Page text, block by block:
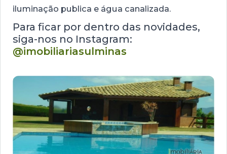
iluminação publica e água canalizada.
Para ficar por dentro das novidades,
siga-nos no Instagram:
@imobiliariasulminas